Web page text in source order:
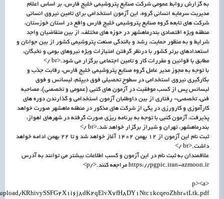
به گزارش روابط عمومی شرکت صنایع پتروشیمی خلیج فارس، بر اساس اعلام
مدیریت سرمایه انسانی گروه، این آزمون استخدامی برای تامین نیروی انسانی
شرکت های تابعه گروه صنایع پتروشیمی خلیج فارس واقع در استان خوزستان،
منطقه ویژه اقتصادی بندرماهشهر در حوزه های مختلف، از بین متقاضیان واجد
شرایط و به منظور حمایت، رشد و بالندگی صنعت پتروشیمی کشور از بین جوانان و
استعدادهای برتر کشور با درنظر گرفتن امتیازات ویژه نیروهای بومی و نخبگان،
مطابق با قوانین و مقررات کار و تامین اجتماعی برگزار می شود.<br />
با توجه به مجوز مدیر عامل گروه صنایع پتروشیمی خلیج فارس، رقابت جذب و
بکارگیری نیروی استخدامی در سطوح تحصیلی فوق دیپلم، لیسانس و فوق
لیسانس پس از کسب موفقیت در آزمون های کتبی (عمومی و تخصصی)، مصاحبه
فنی، تخصصی- رفتاری از بین داوطلبان آزمون استخدامی و گذارندن دوره های
کارآموزی و کارورزی در یکی از شرکت های مذکور در منطقه ماهشهر صورت خواهد
پذیرفت، آزمون کتبی با توجه به برنامه ریزی صورت گرفته در شهرهای اهواز،
بندرماهشهر، تهران و شیراز برگزار خواهد شد.<br />
ثبت نام این آزمون از ۱۲ بهمن ۱۴۰۲ آغاز خواهد شد و تا ۲۲ بهمن ادامه خواهد
داشت.<br />
علاقمندان به ثبت نام در این آزمون و کسب اطلاعات بیشتر می توانند به آدرس
https://pgpic.iran-azmoon.ir مراجعه کنند.</p>
<p><a